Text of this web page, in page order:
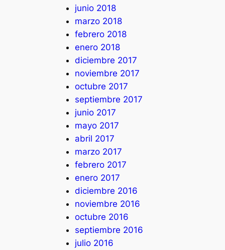
junio 2018
marzo 2018
febrero 2018
enero 2018
diciembre 2017
noviembre 2017
octubre 2017
septiembre 2017
junio 2017
mayo 2017
abril 2017
marzo 2017
febrero 2017
enero 2017
diciembre 2016
noviembre 2016
octubre 2016
septiembre 2016
julio 2016